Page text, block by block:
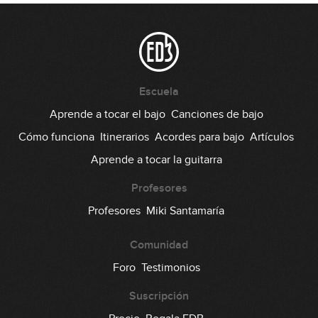
Escuela
Aprende a tocar el bajo Canciones de bajo
Cómo funciona Itinerarios Acordes para bajo Artículos
Aprende a tocar la guitarra
Profesores
Profesores Miki Santamaría
Comunidad
Foro Testimonios
Suscripción